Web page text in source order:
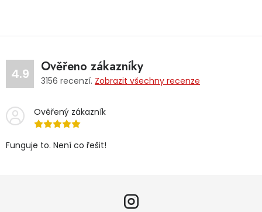
4.9 Ověřeno zákazníky
3156 recenzí. Zobrazit všechny recenze
Ověřený zákazník
Funguje to. Není co řešit!